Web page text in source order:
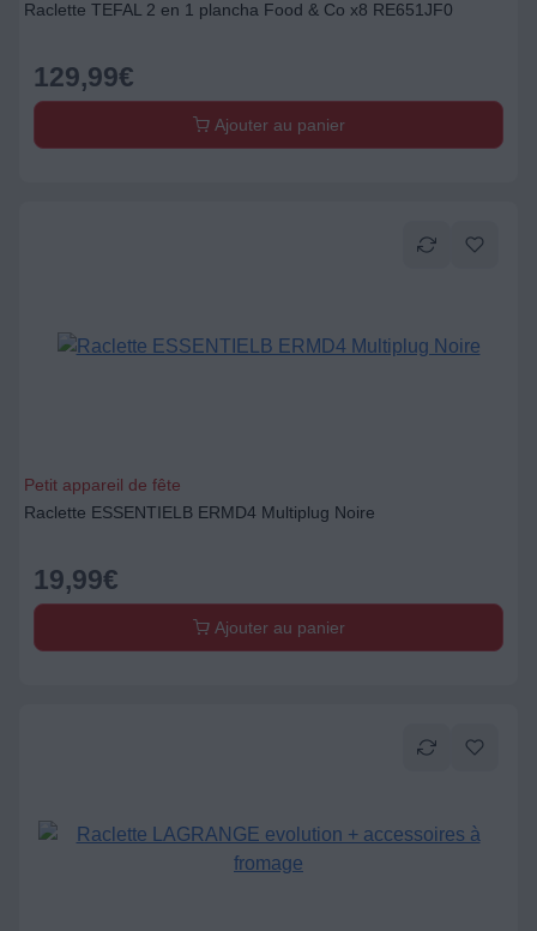
Raclette TEFAL 2 en 1 plancha Food & Co x8 RE651JF0
129,99€
Ajouter au panier
Petit appareil de fête
Raclette ESSENTIELB ERMD4 Multiplug Noire
19,99€
Ajouter au panier